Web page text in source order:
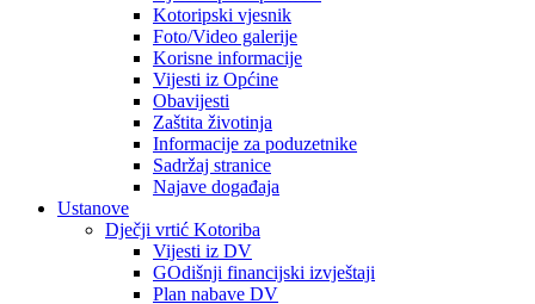
Kotoripski vjesnik
Foto/Video galerije
Korisne informacije
Vijesti iz Općine
Obavijesti
Zaštita životinja
Informacije za poduzetnike
Sadržaj stranice
Najave događaja
Ustanove
Dječji vrtić Kotoriba
Vijesti iz DV
GOdišnji financijski izvještaji
Plan nabave DV